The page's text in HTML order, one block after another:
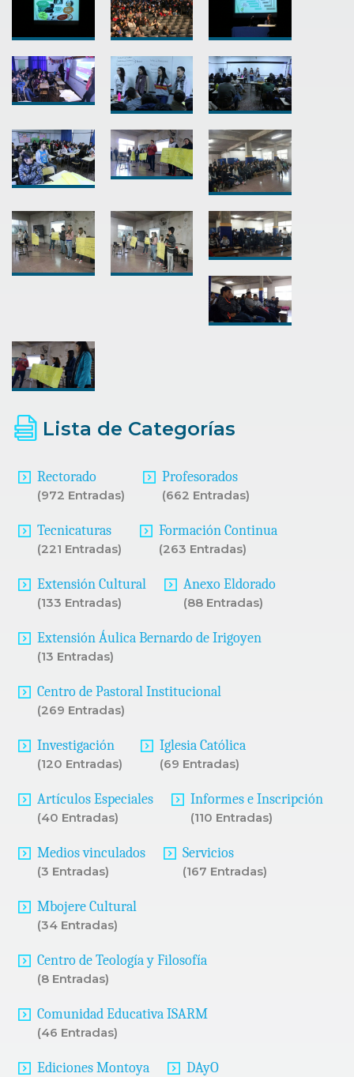
Lista de Categorías
Rectorado
(972 Entradas)
Profesorados
(662 Entradas)
Tecnicaturas
(221 Entradas)
Formación Continua
(263 Entradas)
Extensión Cultural
(133 Entradas)
Anexo Eldorado
(88 Entradas)
Extensión Áulica Bernardo de Irigoyen
(13 Entradas)
Centro de Pastoral Institucional
(269 Entradas)
Investigación
(120 Entradas)
Iglesia Católica
(69 Entradas)
Artículos Especiales
(40 Entradas)
Informes e Inscripción
(110 Entradas)
Medios vinculados
(3 Entradas)
Servicios
(167 Entradas)
Mbojere Cultural
(34 Entradas)
Centro de Teología y Filosofía
(8 Entradas)
Comunidad Educativa ISARM
(46 Entradas)
Ediciones Montoya DAyO